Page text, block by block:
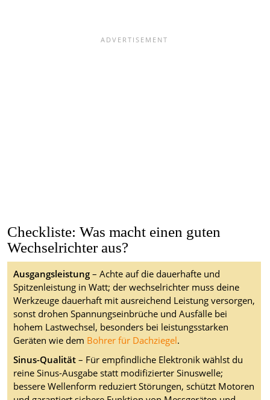
Checkliste: Was macht einen guten
Wechselrichter aus?
Ausgangsleistung– Achte auf die dauerhafte und
Spitzenleistung in Watt; der wechselrichter muss deine
Werkzeuge dauerhaft mit ausreichend Leistung versorgen,
sonst drohen Spannungseinbrüche und Ausfälle bei
hohem Lastwechsel, besonders bei leistungsstarken
Geräten wie dem Bohrer für Dachziegel.
Sinus-Qualität– Für empfindliche Elektronik wählst du
reine Sinus-Ausgabe statt modifizierter Sinuswelle;
bessere Wellenform reduziert Störungen, schützt Motoren